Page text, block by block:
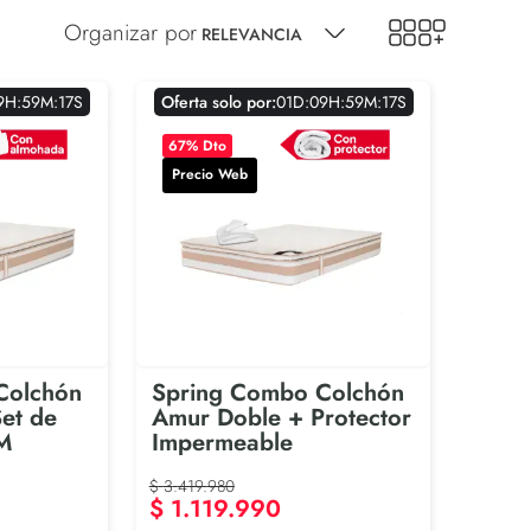
RELEVANCIA
H:59M:16S
de
Oferta solo por:01D:09H:59M:16S
67% Dto
Precio Web
Spring Combo Colchón
Amur Doble + Protector
Impermeable
$ 3.419.980
$ 1.119.990